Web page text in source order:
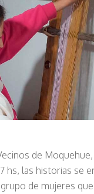
de
hs, las historias se
de mujeres